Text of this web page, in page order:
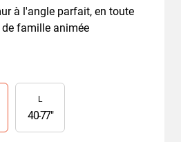
à l'angle parfait, en toute
famille animée
L
40-77"